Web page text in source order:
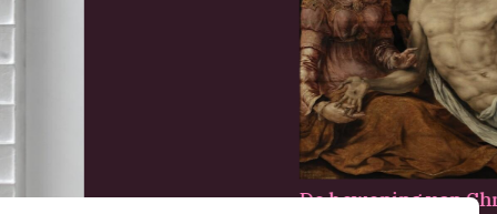
De bewening van